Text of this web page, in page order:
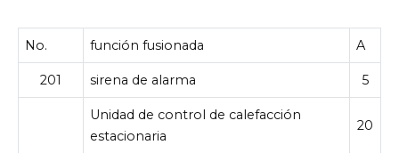
No. función fusionada A
201 sirena de alarma 5
Unidad de control de calefacción
estacionaria
20